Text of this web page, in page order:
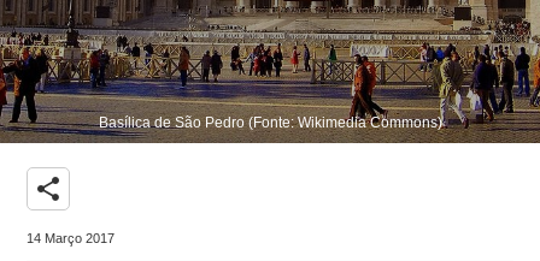
Basílica de São Pedro (Fonte: Wikimedia Commons)
share
14 Março 2017